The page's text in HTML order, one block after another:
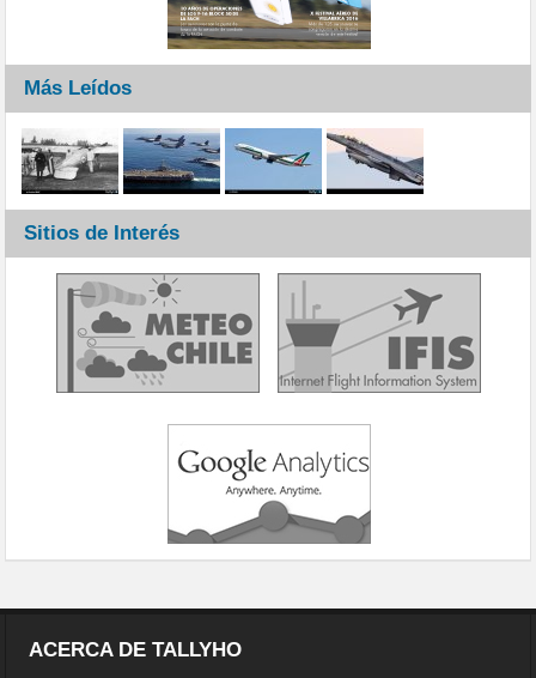
Más Leídos
Sitios de Interés
ACERCA DE TALLYHO